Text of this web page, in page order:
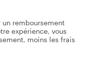
un remboursement
expérience, vous
moins les frais